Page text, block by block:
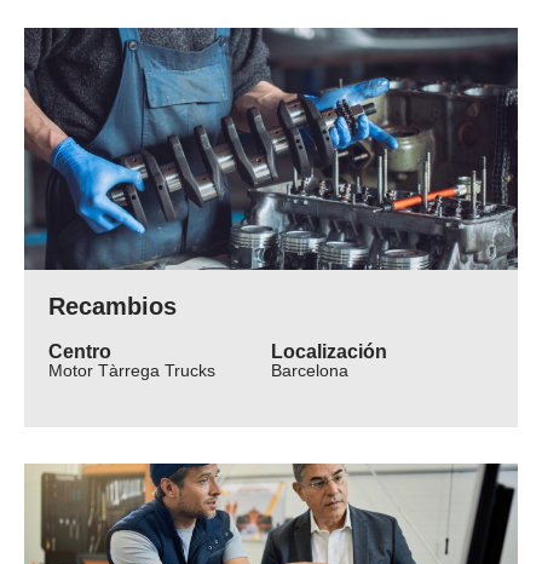
Recambios
Centro
Motor Tàrrega Trucks
Localización
Barcelona